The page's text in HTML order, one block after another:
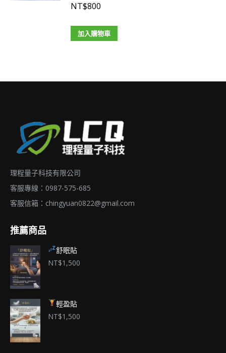
面
選
NT$800
加入購物車
理程量子科技有限公司
客服專線：0987-575-685
客服信箱： chingyuan0822@gmail.com
推薦商品
舒眠貼
NT$1,500
輕盈貼
NT$1,500